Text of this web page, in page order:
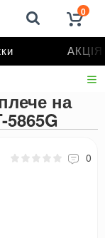
АКЦІЯ
0
на
0